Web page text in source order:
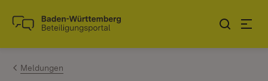
Zum Inhalt springen
Link zur Startseite
Meldungen